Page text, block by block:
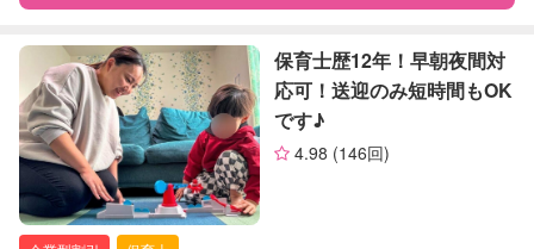
定期予約 可能
お子様の撮影
（定期特典）
対応可能
特徴 料金 レビュー
サポートの特徴
資格
自治体届出済ベビーシッター
保育士
保育士歴12年！早朝夜間対
応可！送迎のみ短時間もOK
です♪
4.98 (146回)